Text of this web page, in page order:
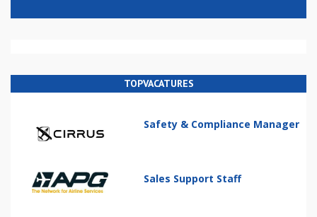
TOPVACATURES
Safety & Compliance Manager
Sales Support Staff